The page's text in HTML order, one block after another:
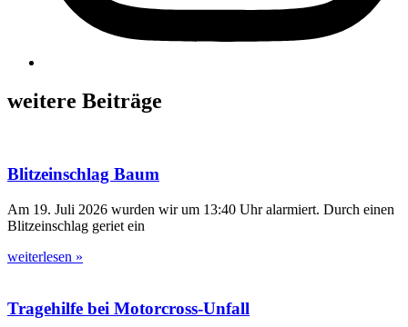
weitere Beiträge
Blitzeinschlag Baum
Am 19. Juli 2026 wurden wir um 13:40 Uhr alarmiert. Durch einen
Blitzeinschlag geriet ein
weiterlesen »
Tragehilfe bei Motorcross-Unfall